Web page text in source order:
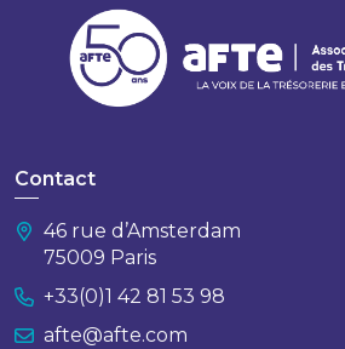
Contact
46 rue d’Amsterdam
75009 Paris
+33(0)1 42 81 53 98
afte@afte.com